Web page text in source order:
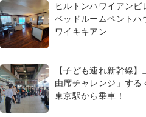
ヒルトンハワイアンビ
ベッドルームペントハ
ワイキキアン
【子ども連れ新幹線
由席チャレンジ」する
東京駅から乗車！